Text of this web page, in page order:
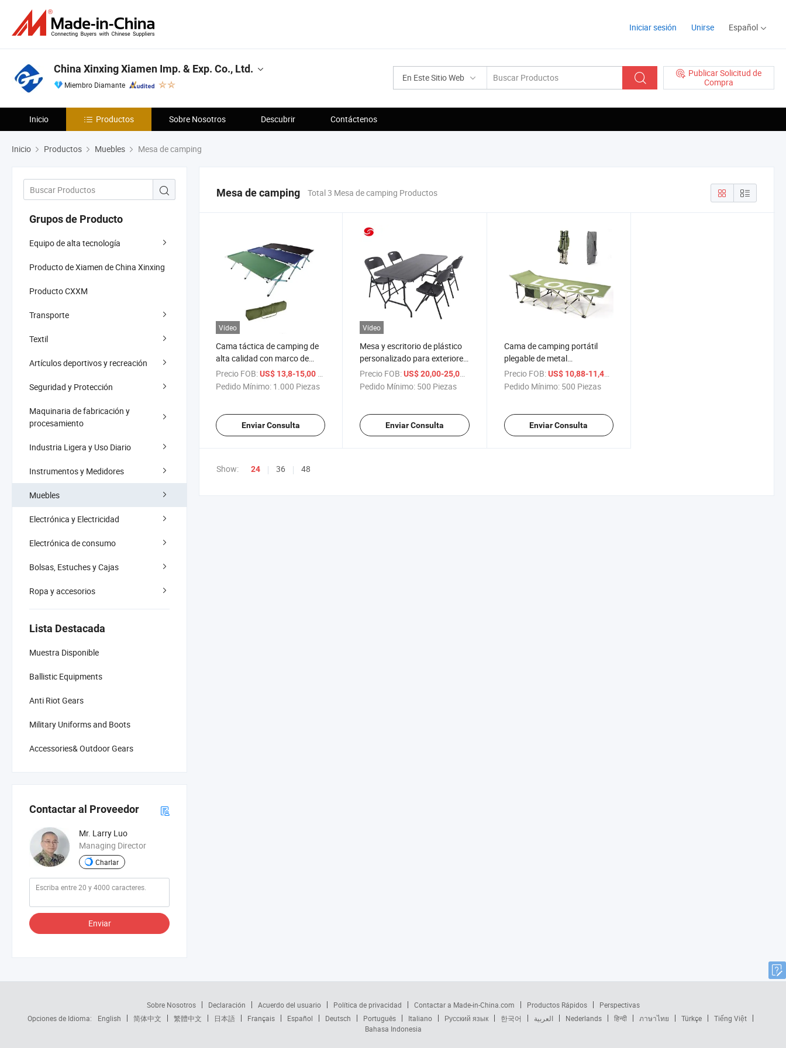
Iniciar sesión Unirse Español
En Este Sitio Web
Publicar Solicitud de
Compra
China Xinxing Xiamen Imp. & Exp. Co., Ltd.
Miembro Diamante
Inicio Productos Sobre Nosotros Descubrir Contáctenos
Inicio Productos Muebles Mesa de camping
Grupos de Producto
Equipo de alta tecnología
Producto de Xiamen de China Xinxing
Producto CXXM
Transporte
Textil
Artículos deportivos y recreación
Seguridad y Protección
Maquinaria de fabricación y
procesamiento
Industria Ligera y Uso Diario
Instrumentos y Medidores
Muebles
Electrónica y Electricidad
Electrónica de consumo
Bolsas, Estuches y Cajas
Ropa y accesorios
Lista Destacada
Muestra Disponible
Ballistic Equipments
Anti Riot Gears
Military Uniforms and Boots
Accessories& Outdoor Gears
Contactar al Proveedor
Mr. Larry Luo
Managing Director
Charlar
Enviar
Mesa de camping Total 3 Mesa de camping Productos
Vídeo
Cama táctica de camping de
alta calidad con marco de
acero y aluminio verde para
exteriores con bolsa
Precio FOB:US$ 13,8-15,00 / Pieza
Pedido Mínimo: 1.000 Piezas
Enviar Consulta
Vídeo
Mesa y escritorio de plástico
personalizado para exteriores
con barra de escalada
Precio FOB: US$ 20,00-25,00
Pedido Mínimo: 500 Piezas
Enviar Consulta
Cama de camping portátil
plegable de metal
personalizada para exteriores,
plegable y de rescate
Precio FOB: US$ 10,88-11,48
Pedido Mínimo: 500 Piezas
Enviar Consulta
Show: 24 36 48
Sobre Nosotros Declaración Acuerdo del usuario Política de privacidad Contactar a Made-in-China.com Productos Rápidos
Perspectivas
Opciones de Idioma:
English 简体中文 繁體中文 日本語 Français Español Deutsch Português Italiano Русский язык 한국어 العربية Nederlands हिन्दी ภาษาไทย Türkçe
Tiếng Việt
Bahasa Indonesia